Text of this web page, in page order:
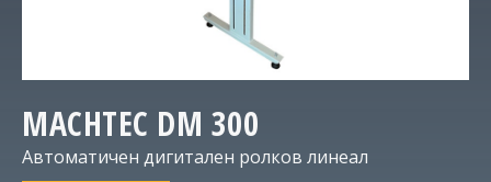
MACHTEC DМ 300
Автоматичен дигитален ролков линеал